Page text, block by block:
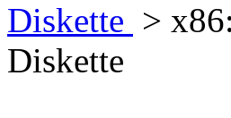
Diskette >
Diskette